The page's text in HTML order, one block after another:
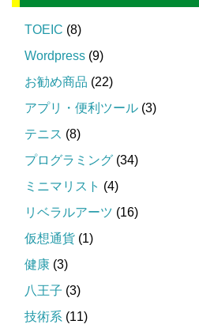
TOEIC (8)
Wordpress (9)
お勧め商品 (22)
アプリ・便利ツール (3)
テニス (8)
プログラミング (34)
ミニマリスト (4)
リベラルアーツ (16)
仮想通貨 (1)
健康 (3)
八王子 (3)
技術系 (11)